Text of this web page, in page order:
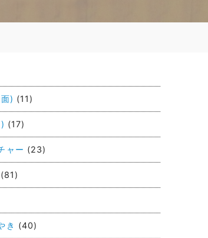
) (11)
(17)
ャー (23)
(81)
き (40)